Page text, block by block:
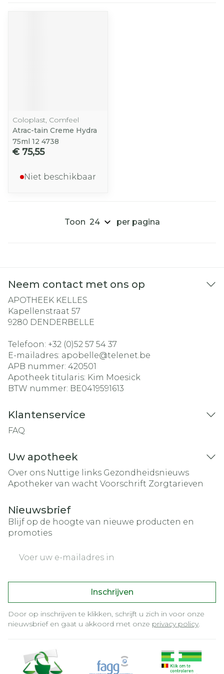
Coloplast, Comfeel
Atrac-tain Creme Hydra
75ml 12 4738
€ 75,55
Niet beschikbaar
Toon per pagina
Neem contact met ons op
APOTHEEK KELLES
Kapellenstraat 57
9280 DENDERBELLE
Telefoon: +32 (0)52 57 54 37
E-mailadres: apobelle@telenet.be
APB nummer: 420501
Apotheek titularis: Kim Moesick
BTW nummer: BE0419591613
Klantenservice
FAQ
Uw apotheek
Over ons Nuttige links Gezondheidsnieuws
Apotheker van wacht Voorschrift Zorgtarieven
Nieuwsbrief
Blijf op de hoogte van nieuwe producten en
promoties
Inschrijven
Door op inschrijven te klikken, schrijft u zich in voor onze
nieuwsbrief en gaat u akkoord met onze privacy policy.